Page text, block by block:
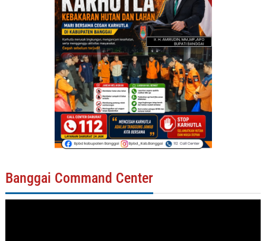
Banggai Command Center